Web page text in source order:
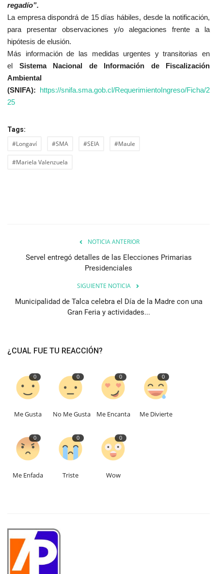
regadío”.
La empresa dispondrá de 15 días hábiles, desde la notificación,
para presentar observaciones y/o alegaciones frente a la
hipótesis de elusión.
Más información de las medidas urgentes y transitorias en
el
Sistema Nacional de Información de Fiscalización
Ambiental
(SNIFA): https://snifa.sma.gob.cl/RequerimientoIngreso/Ficha/2
25
Tags:
#Longaví #SMA #SEIA #Maule
#Mariela Valenzuela
NOTICIA ANTERIOR
Servel entregó detalles de las Elecciones Primarias
Presidenciales
SIGUIENTE NOTICIA
Municipalidad de Talca celebra el Día de la Madre con una
Gran Feria y actividades...
¿CUAL FUE TU REACCIÓN?
0
Me Gusta
0
No Me Gusta
0
Me Encanta
0
Me Divierte
0
Me Enfada
0
Triste
0
Wow